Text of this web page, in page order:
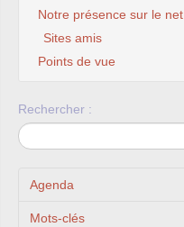
Notre présence sur le net
Sites amis
Points de vue
Rechercher :
Agenda
Mots-clés